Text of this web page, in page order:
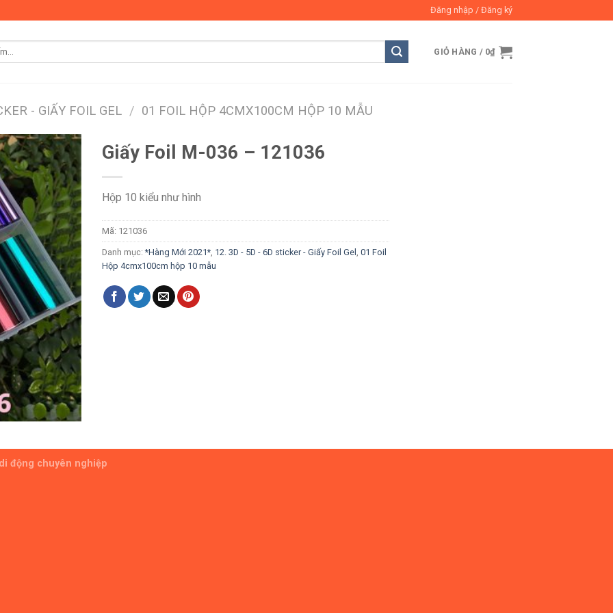
Đăng nhập / Đăng ký
GIỎ HÀNG / 0₫
- GIẤY FOIL GEL / 01 FOIL HỘP 4CMX100CM HỘP 10 MẪU
Giấy Foil M-036 – 121036
Hộp 10 kiểu như hình
Mã: 121036
Danh mục:*Hàng Mới 2021* 12. 3D - 5D - 6D sticker - Giấy Foil Gel 01 Foil
Hộp 4cmx100cm hộp 10 mẫu
động chuyên nghiệp